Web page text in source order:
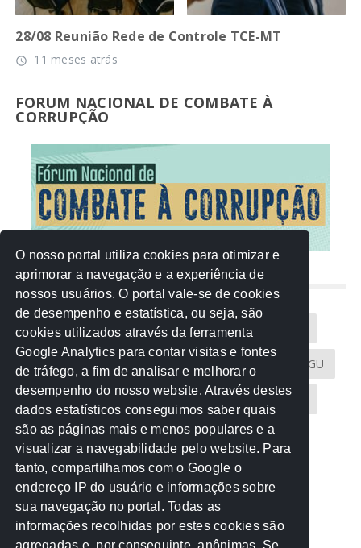
28/08 Reunião Rede de Controle TCE-MT
access_time 11 meses atrás
FORUM NACIONAL DE COMBATE À
CORRUPÇÃO
NUVEM DE TAGS
Acontece na Rede AGU AMM
Atricon Audicom CAU-MT CGU
CREA-MT Eventos MPC-MT MPE-MT
MPF Notícias PF PGE-MT PGR
Receita Federal Sem categoria
TCE-MT TCU TRE
O nosso portal utiliza cookies para otimizar e
aprimorar a navegação e a experiência de
nossos usuários. O portal vale-se de cookies
de desempenho e estatística, ou seja, são
cookies utilizados através da ferramenta
Google Analytics para contar visitas e fontes
de tráfego, a fim de analisar e melhorar o
desempenho do nosso website. Através destes
dados estatísticos conseguimos saber quais
são as páginas mais e menos populares e a
visualizar a navegabilidade pelo website. Para
tanto, compartilhamos com o Google o
endereço IP do usuário e informações sobre
sua navegação no portal. Todas as
informações recolhidas por estes cookies são